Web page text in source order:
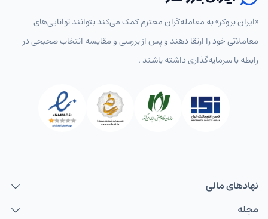
«ایران بروکر» به معامله‌گران محترم کمک می‌کند بتوانند توانایی‌های
معاملاتی خود را ارتقا دهند و پس از بررسی و مقایسه انتخاب‌ صحیحی در
رابطه با سرمایه‌گذاری داشته باشند .
نهاد‌های مالی
مجله